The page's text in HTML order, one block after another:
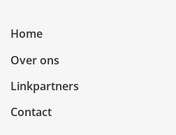
Home
Over ons
Linkpartners
Contact